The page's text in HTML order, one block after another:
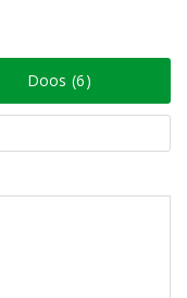
Doos (6)